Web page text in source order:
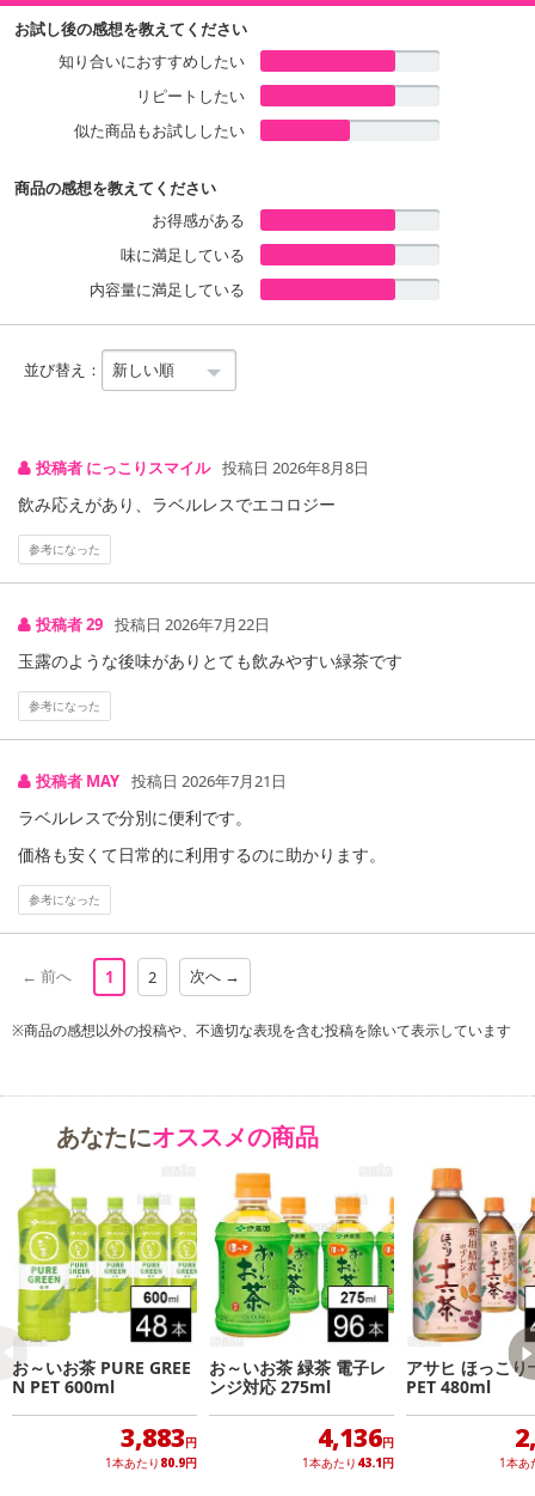
注意事項
【キャンセルについて】
にご納得いただきましたうえでお申し込みください。
※パッケージ変更や商品リニューアル(成分など含む)等により、参考
合がございます。
また、[新たな加工食品の原料原産地表示制度]の経過措置期間の終
合がございます。
あらかじめご了承いただいた上でお申込みください。なお、本理由
によるお申込み後のキャンセル・返品交換は対応いたしかねます。
【お支払いについて】
※送料はお試し費用に含まれております。
※d払い、PayPay、au PAY、au PAY(auかんたん決済)、ソフトバン
クまとめて支払い、楽天ペイ、メルペイ、AEON Pay、Amazon Pa
※予約商品は決済手段ごとに定められた決済期限日にお支払いを完
さい。
発送日カレンダー
お試し後の感想を教えてください
知り合いにおすすめしたい
リピートしたい
似た商品もお試ししたい
商品の感想を教えてください
お得感がある
味に満足している
内容量に満足している
並び替え：
投稿者 にっこりスマイル 投稿日 2026年8月8日
飲み応えがあり、ラベルレスでエコロジー
参考になった
投稿者 29 投稿日 2026年7月22日
玉露のような後味がありとても飲みやすい緑茶です
参考になった
投稿者 MAY 投稿日 2026年7月21日
ラベルレスで分別に便利です。
価格も安くて日常的に利用するのに助かります。
参考になった
← 前へ 1 2 次へ →
※商品の感想以外の投稿や、不適切な表現を含む投稿を除いて表示しています
あなたにオススメの商品
お～いお茶 PURE GREE
N PET 600ml
3,883円
1本あたり 80.9円
お～いお茶 緑茶 電子レ
ンジ対応 275ml
4,136円
1本あたり 43.1円
アサヒ ほっこり
PET 480ml
1本あ